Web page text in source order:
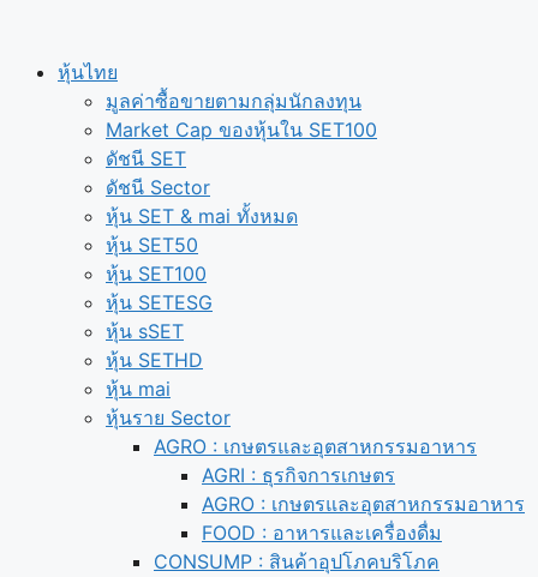
หุ้นไทย
มูลค่าซื้อขายตามกลุ่มนักลงทุน
Market Cap ของหุ้นใน SET100
ดัชนี SET
ดัชนี Sector
หุ้น SET & mai ทั้งหมด
หุ้น SET50
หุ้น SET100
หุ้น SETESG
หุ้น sSET
หุ้น SETHD
หุ้น mai
หุ้นราย Sector
AGRO : เกษตรและอุตสาหกรรมอาหาร
AGRI : ธุรกิจการเกษตร
AGRO : เกษตรและอุตสาหกรรมอาหาร
FOOD : อาหารและเครื่องดื่ม
CONSUMP : สินค้าอุปโภคบริโภค